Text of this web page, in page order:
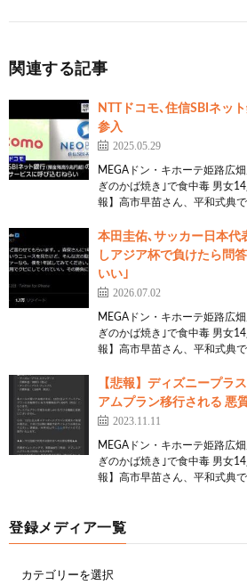
関連する記事
NTTドコモ､住信SBIネッ
参入
2025.05.29
MEGAドン・キホーテ姫路広
ぎのかば焼き｣で食中毒 男女
報】高市早苗さん、平和式典
本田圭佑､サッカー日本代
しアジア杯で負けたら問
いい｣
2026.07.02
MEGAドン・キホーテ姫路広
ぎのかば焼き｣で食中毒 男女
報】高市早苗さん、平和式典
【悲報】ディズニープラ
アムプラン移行される 悪
2023.11.11
MEGAドン・キホーテ姫路広
ぎのかば焼き｣で食中毒 男女
報】高市早苗さん、平和式典
登録メディア一覧